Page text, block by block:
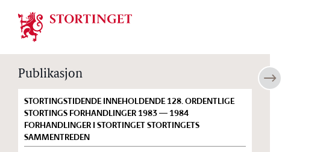
Stortinget.no
Publikasjon
STORTINGSTIDENDE INNEHOLDENDE 128. ORDENTLIGE
STORTINGS FORHANDLINGER 1983 — 1984
FORHANDLINGER I STORTINGET STORTINGETS
SAMMENTREDEN